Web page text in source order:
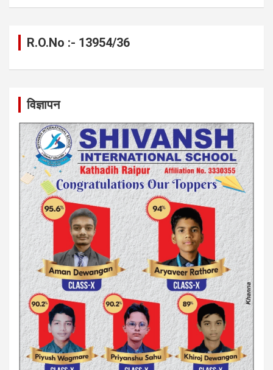
R.O.No :- 13954/36
विज्ञापन